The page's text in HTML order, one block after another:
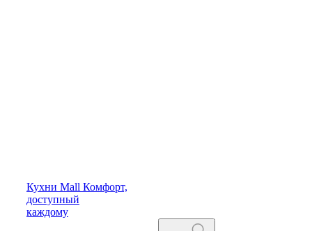
Кухни Mall Комфорт,
доступный
каждому